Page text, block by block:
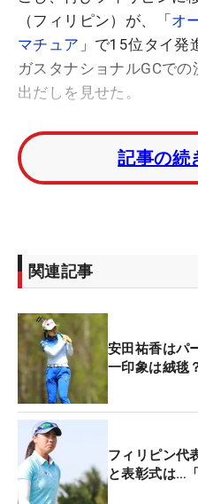
（フィリピン）が、「オ
マチュア 」で15位タイ
ガスタナショナルGCで
出だしを見せた。
安田祐香はオーガスタ女
集】
注目度は抜群。世界各国
集結する中、昨年のアジ
ジア州に乗り込んだ。
現在17歳。小学校3年の
決め、それならゴルフ環
少ないフィリピンでとい
のフィリピンに戻った。
ジュニア大会で活躍を見
記事の続
関連記事
安田祐香はパ
一印象は絨毯
フィリピン代
と表彰式は…